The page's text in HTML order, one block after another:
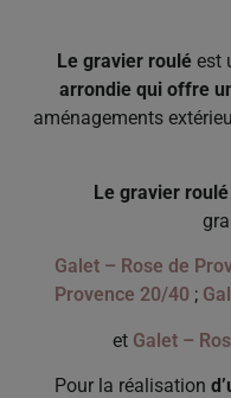
Le gravier roulé est
arrondie qui offre
aménagements
Le gravier roulé
Galet – Rose de
Provence 20/40 ;
et Galet –
Pour la réalisation